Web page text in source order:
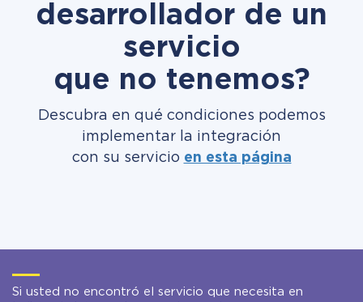
desarrollador de un
servicio
que no tenemos?
Descubra en qué condiciones podemos
implementar la integración
con su servicio en esta página
Si usted no encontró el servicio que necesita en